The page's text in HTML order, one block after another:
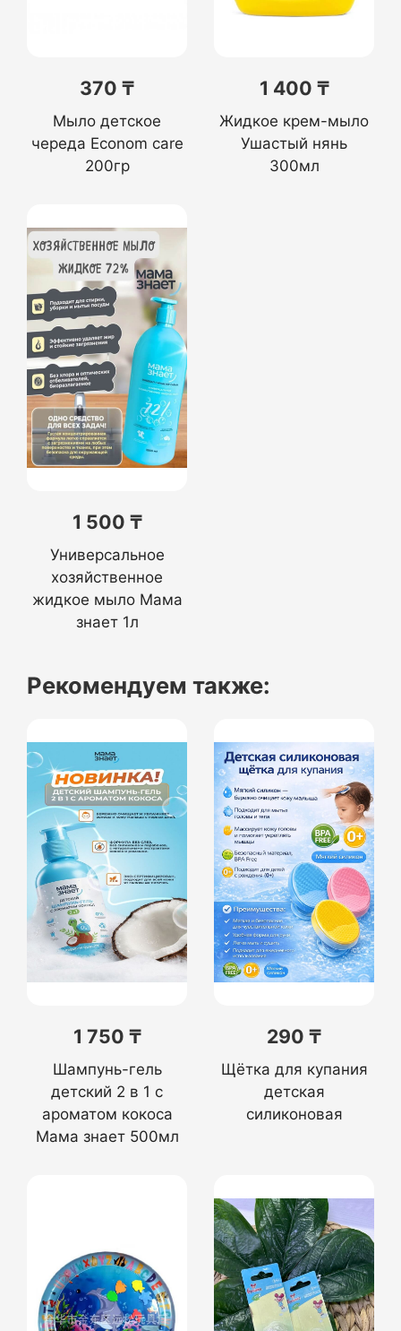
370 ₸
Мыло детское
череда Econom care
200гр
1 400 ₸
Жидкое крем-мыло
Ушастый нянь
300мл
1 500 ₸
Универсальное
хозяйственное
жидкое мыло Мама
знает 1л
Рекомендуем также:
1 750 ₸
Шампунь-гель
детский 2 в 1 с
ароматом кокоса
Мама знает 500мл
290 ₸
Щётка для купания
детская
силиконовая